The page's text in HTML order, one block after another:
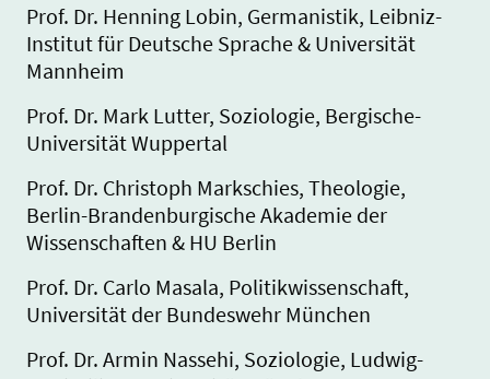
Prof. Dr. Henning Lobin, Germanistik, Leibniz-
Institut für Deutsche Sprache & Universität
Mannheim
Prof. Dr. Mark Lutter, Soziologie, Bergische-
Universität Wuppertal
Prof. Dr. Christoph Markschies, Theologie,
Berlin-Brandenburgische Akademie der
Wissenschaften & HU Berlin
Prof. Dr. Carlo Masala, Politikwissenschaft,
Universität der Bundeswehr München
Prof. Dr. Armin Nassehi, Soziologie, Ludwig-